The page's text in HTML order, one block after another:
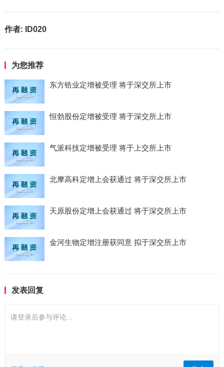
作者: ID020
为您推荐
东方锆业定增被受理 将于深交所上市
恒勃股份定增被受理 将于深交所上市
气派科技定增被受理 将于上交所上市
北摩高科定增上会获通过 将于深交所上市
天原股份定增上会获通过 将于深交所上市
金河生物定增注册获同意 拟于深交所上市
发表回复
请登录后参与评论...